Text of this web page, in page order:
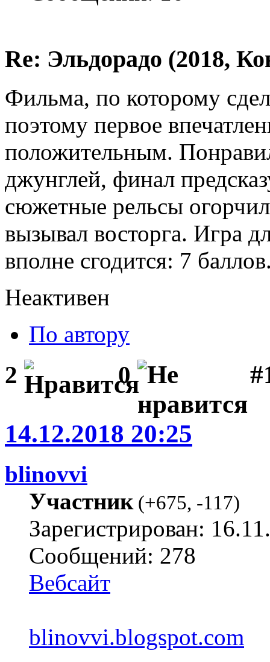
Re: Эльдорадо (2018,
Фильма, по которому
поэтому первое
положительным.
джунглей, финал
сюжетные рельсы
вызывал восторга. Игра
вполне сгодится: 7
Неактивен
По автору
2 0
14.12.2018 20:25
blinovvi
Участник(+675, -117)
Зарегистрирован:
Сообщений: 278
Вебсайт
blinovvi.blogspot.com